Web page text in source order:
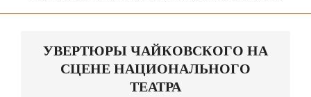
УВЕРТЮРЫ ЧАЙКОВСКОГО НА
СЦЕНЕ НАЦИОНАЛЬНОГО
ТЕАТРА